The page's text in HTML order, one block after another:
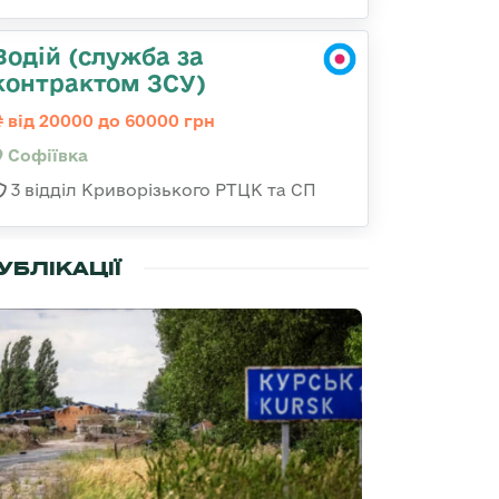
(служба за
ЗСУ)
від 20000 до 60000 грн
Софіївка
3 відділ Криворізького РТЦК та СП